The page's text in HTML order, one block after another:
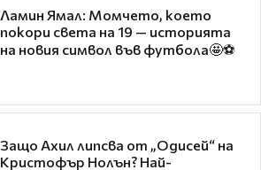
Ламин Ямал: Момчето, което
покори света на 19 — историята
на новия символ във футбола🤩⚽
Защо Ахил липсва от „Одисей“ на
Кристофър Нолън? Най-